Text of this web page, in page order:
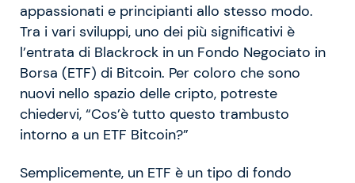
appassionati e principianti allo stesso modo.
Tra i vari sviluppi, uno dei più significativi è
l’entrata di Blackrock in un Fondo Negociato in
Borsa (ETF) di Bitcoin. Per coloro che sono
nuovi nello spazio delle cripto, potreste
chiedervi, “Cos’è tutto questo trambusto
intorno a un ETF Bitcoin?”
Semplicemente, un ETF è un tipo di fondo